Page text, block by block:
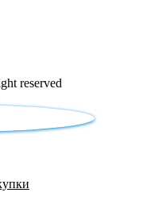
reserved